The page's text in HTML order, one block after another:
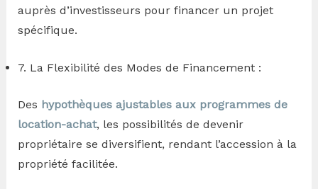
auprès d’investisseurs pour financer un projet
spécifique.
7. La Flexibilité des Modes de Financement :
Des hypothèques ajustables aux programmes de
location-achat, les possibilités de devenir
propriétaire se diversifient, rendant l’accession à la
propriété facilitée.